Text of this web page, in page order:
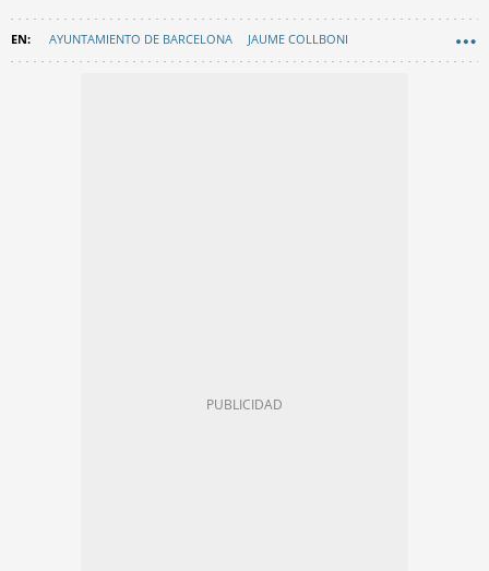
AYUNTAMIENTO DE BARCELONA JAUME COLLBONI